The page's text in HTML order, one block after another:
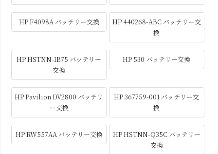
HP F4098A バッテリー交換
HP 440268-ABC バッテリー交
換
HP HSTNN-IB75 バッテリー
交換
HP 530 バッテリー交換
HP Pavilion DV2800 バッテリ
ー交換
HP 367759-001 バッテリー交
換
HP RW557AA バッテリー交換
HP HSTNN-Q35C バッテリー
交換